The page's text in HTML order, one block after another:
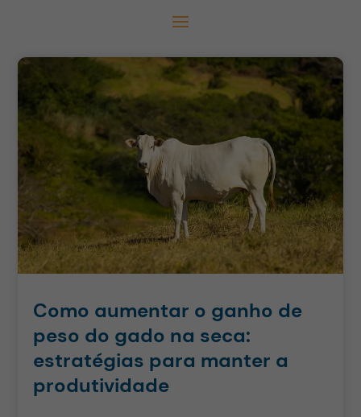
Como aumentar o ganho de
peso do gado na seca:
estratégias para manter a
produtividade